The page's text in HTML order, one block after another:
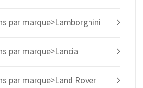
par marque>Lamborghini
par marque>Lancia
par marque>Land Rover